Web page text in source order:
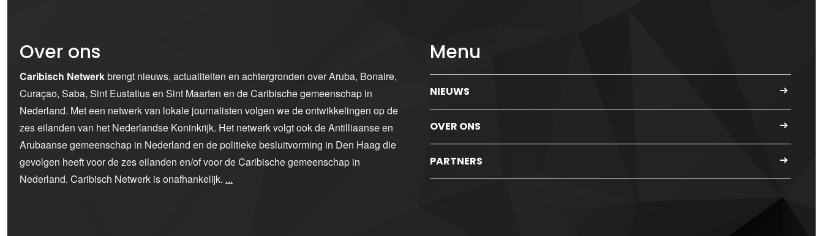
Over ons
Caribisch Netwerkbrengt nieuws, actualiteiten en achtergronden over Aruba, Bonaire,
Curaçao, Saba, Sint Eustatius en Sint Maarten en de Caribische gemeenschap in
Nederland. Met een netwerk van lokale journalisten volgen we de ontwikkelingen op de
zes eilanden van het Nederlandse Koninkrijk. Het netwerk volgt ook de Antilliaanse en
Arubaanse gemeenschap in Nederland en de politieke besluitvorming in Den Haag die
gevolgen heeft voor de zes eilanden en/of voor de Caribische gemeenschap in
Nederland. Caribisch Netwerk is onafhankelijk. ...
Menu
NIEUWS
OVER ONS
PARTNERS